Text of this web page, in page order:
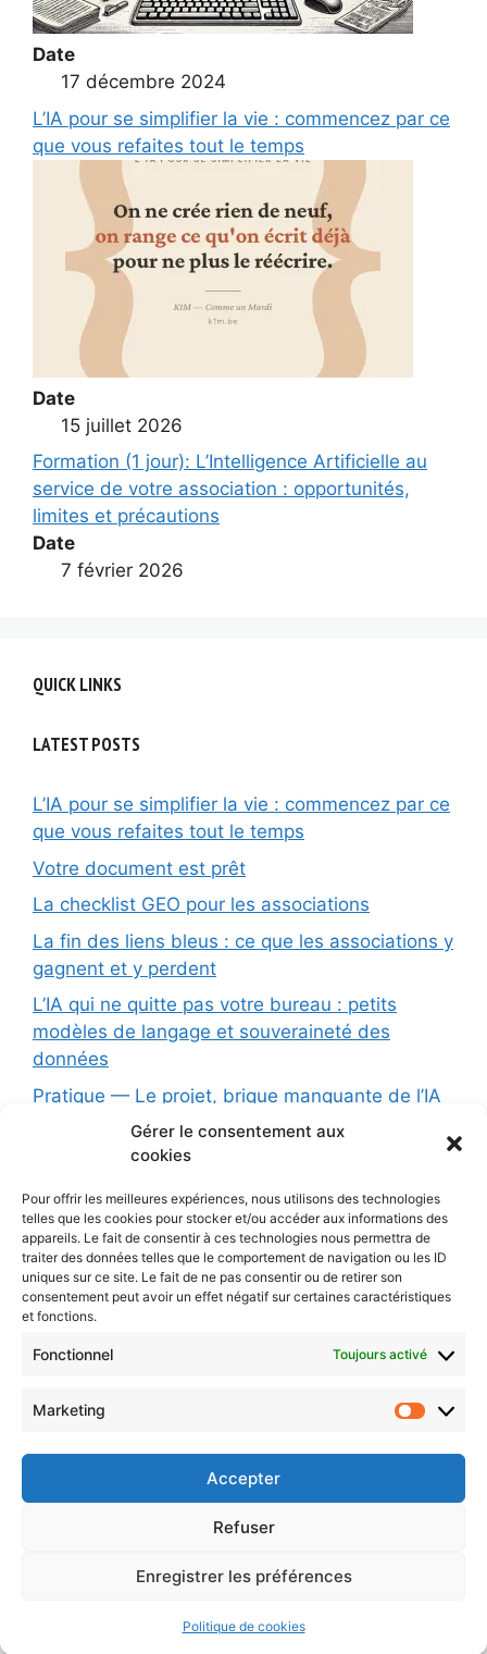
Gérer le consentement aux
cookies
Pour offrir les meilleures expériences, nous utilisons des technologies
telles que les cookies pour stocker et/ou accéder aux informations des
appareils. Le fait de consentir à ces technologies nous permettra de
traiter des données telles que le comportement de navigation ou les ID
uniques sur ce site. Le fait de ne pas consentir ou de retirer son
consentement peut avoir un effet négatif sur certaines caractéristiques
et fonctions.
Fonctionnel Toujours activé
Marketing
Accepter
Refuser
Enregistrer les préférences
Politique de cookies
Date
17 décembre 2024
L’IA pour se simplifier la vie : commencez par ce
que vous refaites tout le temps
Date
15 juillet 2026
Formation (1 jour): L’Intelligence Artificielle au
service de votre association : opportunités,
limites et précautions
Date
7 février 2026
QUICK LINKS
LATEST POSTS
L’IA pour se simplifier la vie : commencez par ce
que vous refaites tout le temps
Votre document est prêt
La checklist GEO pour les associations
La fin des liens bleus : ce que les associations y
gagnent et y perdent
L’IA qui ne quitte pas votre bureau : petits
modèles de langage et souveraineté des
données
Pratique — Le projet, brique manquante de l’IA
conversationnelle
Formation (1 jour): L’Intelligence Artificielle au
limites et précautions
Les principes d’une charte éthique pour l’IA
L’IA dans votre organisation : dépasser la
simple charte pour une vraie stratégie
Protégé : AI
CONTACTEZ-NOUS
Politique de confidentialité
GeneratePress